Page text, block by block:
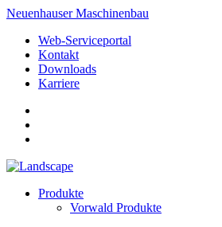
Neuenhauser Maschinenbau
Web-Serviceportal
Kontakt
Downloads
Karriere
Produkte
Vorwald Produkte